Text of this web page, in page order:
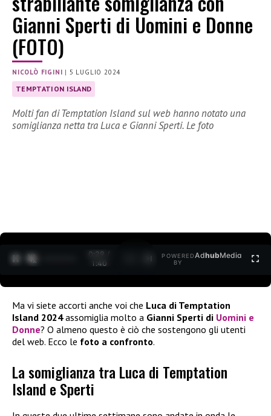
Gianni Sperti di Uomini e Donne
(FOTO)
NICOLÒ FIGINI | 5 LUGLIO 2024
TEMPTATION ISLAND
Molti fan di Temptation Island sul web hanno notato una
somiglianza netta tra Luca e Gianni Sperti. Le foto
0:30 /
1:40
POWERED
BY
AdhubMedia
Ma vi siete accorti anche voi che Luca di Temptation
Island 2024assomiglia molto a Gianni Sperti di Uomini e
Donne? O almeno questo è ciò che sostengono gli utenti
del web. Ecco le foto a confronto.
La somiglianza tra Luca di Temptation
Island e Sperti